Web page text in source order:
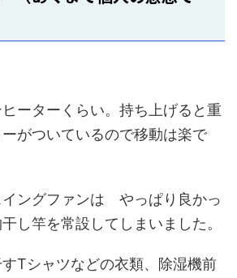
ヒーターくらい。持ち上げると重
がついているので移動は楽で
イングファンは やっぱり良かっ
し竿を常設してしまいました。
すTシャツなどの衣類、除湿機前